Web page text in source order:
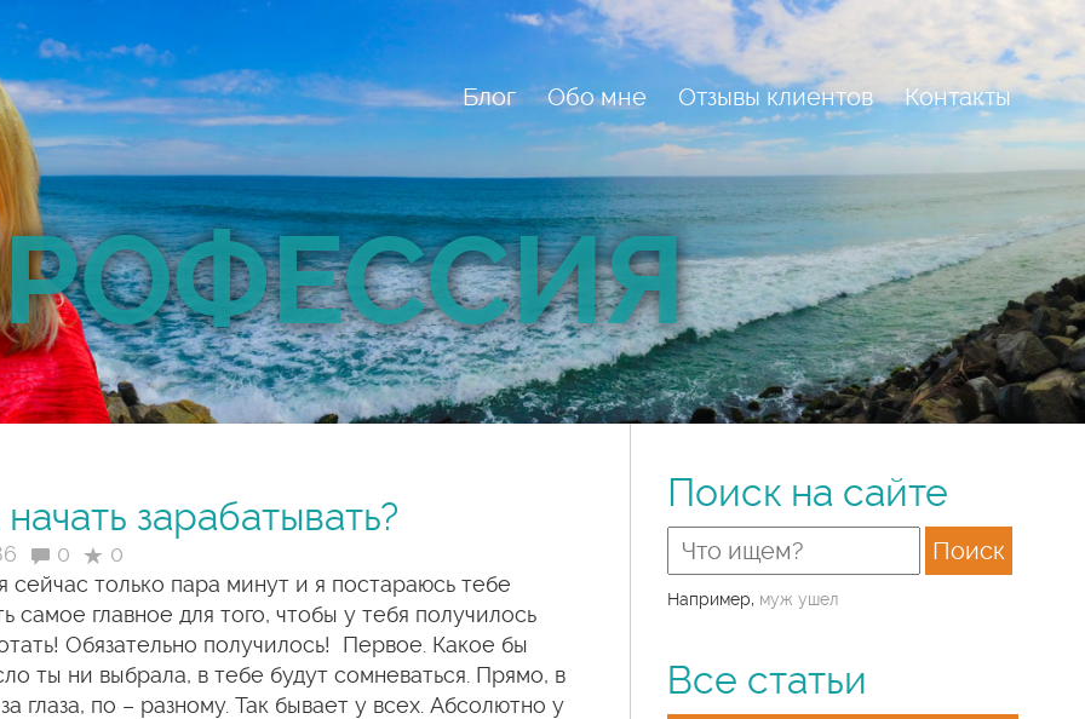
Блог Обо мне Отзывы клиентов Контакты
начать зарабатывать?
0
0
сейчас только пара минут и я постараюсь тебе
самое главное для того, чтобы у тебя получилось
Обязательно получилось! Первое. Какое бы
ты ни выбрала, в тебе будут сомневаться. Прямо, в
за глаза, по – разному. Так бывает у всех. Абсолютно у
Поиск на сайте
Например, муж ушел
Все статьи